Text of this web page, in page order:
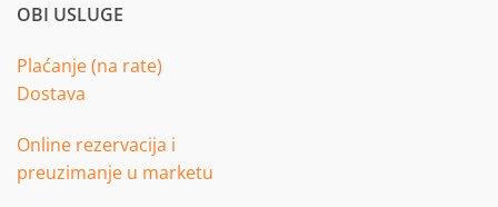
OBI USLUGE
Plaćanje (na rate)
Dostava
Online rezervacija i
preuzimanje u marketu